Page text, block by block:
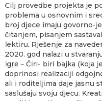
Cilj provedbe projekta je
problema u osnovnim i
broj djece imaju govorno-
čitanjem, pisanjem
lektiru. Rješenje za
2020. god nalazi u
igre – Čiri- biri bajka (koja
doprinosi realizaciji
ali i roditeljima daje jasnu
saslušaju svoju djecu.